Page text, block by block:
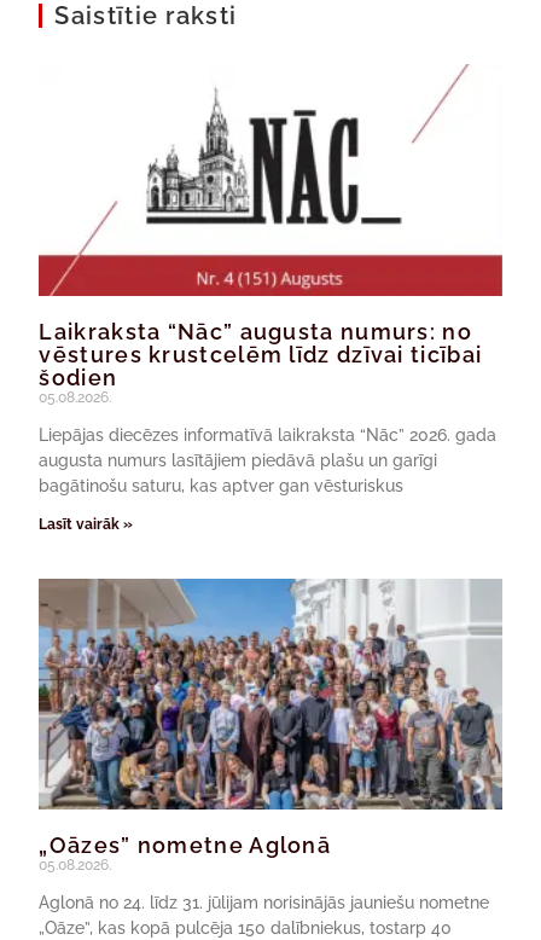
Saistītie raksti
Laikraksta “Nāc” augusta numurs: no
vēstures krustcelēm līdz dzīvai ticībai
šodien
05.08.2026.
Liepājas diecēzes informatīvā laikraksta “Nāc” 2026. gada
augusta numurs lasītājiem piedāvā plašu un garīgi
bagātinošu saturu, kas aptver gan vēsturiskus
Lasīt vairāk »
„Oāzes” nometne Aglonā
05.08.2026.
Aglonā no 24. līdz 31. jūlijam norisinājās jauniešu nometne
„Oāze”, kas kopā pulcēja 150 dalībniekus, tostarp 40